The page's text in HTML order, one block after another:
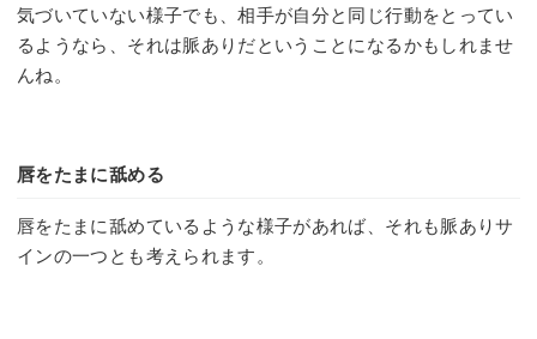
気づいていない様子でも、相手が自分と同じ行動をとってい
るようなら、それは脈ありだということになるかもしれませ
んね。
唇をたまに舐める
唇をたまに舐めているような様子があれば、それも脈ありサ
インの一つとも考えられます。